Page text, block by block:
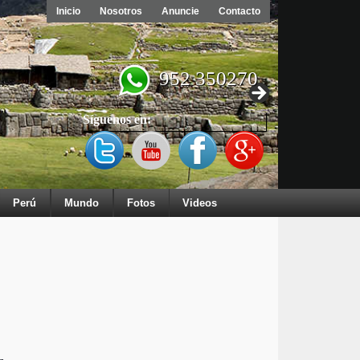
Inicio Nosotros Anuncie Contacto
952 350270
Síguenos en:
Perú Mundo Fotos Videos